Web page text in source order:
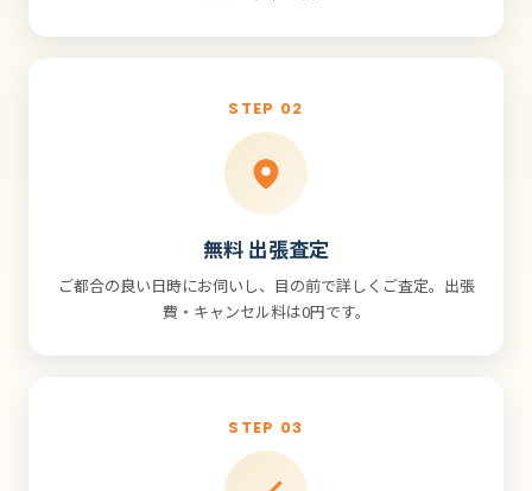
STEP 02
無料 出張査定
ご都合の良い日時にお伺いし、目の前で詳しくご査定。出張
費・キャンセル料は0円です。
STEP 03